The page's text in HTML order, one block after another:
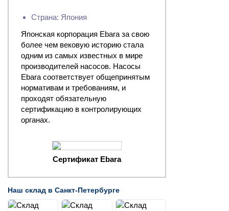
Страна: Япония
Японская корпорация Ebara за свою
более чем вековую историю стала
одним из самых известных в мире
производителей насосов. Насосы
Ebara соответствует общепринятым
нормативам и требованиям, и
проходят обязательную
сертификацию в контролирующих
органах.
Сертификат Ebara
Наш склад в Санкт-Петербурге